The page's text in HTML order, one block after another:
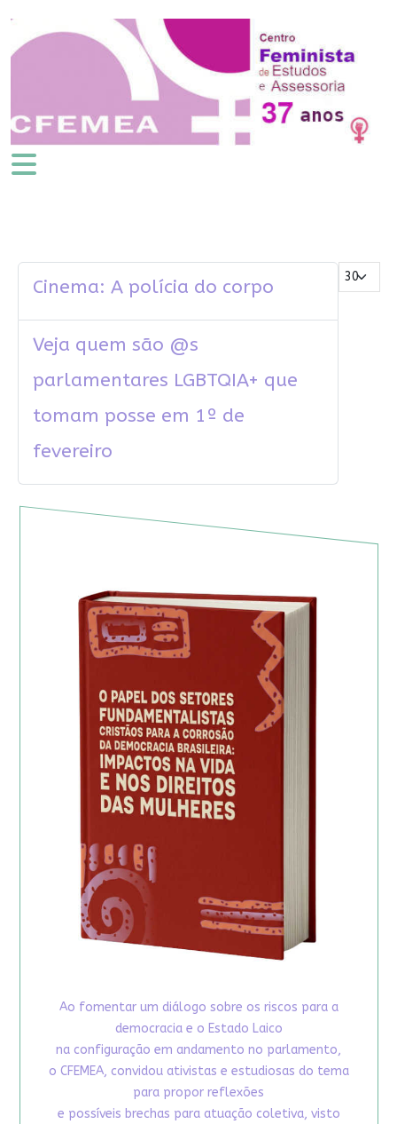
Mostrar #
Cinema: A polícia do corpo
Veja quem são @s
parlamentares LGBTQIA+ que
tomam posse em 1º de
fevereiro
Ao fomentar um diálogo sobre os riscos para a
democracia e o Estado Laico
na configuração em andamento no parlamento,
o CFEMEA, convidou ativistas e estudiosas do tema
para propor reflexões
e possíveis brechas para atuação coletiva, visto